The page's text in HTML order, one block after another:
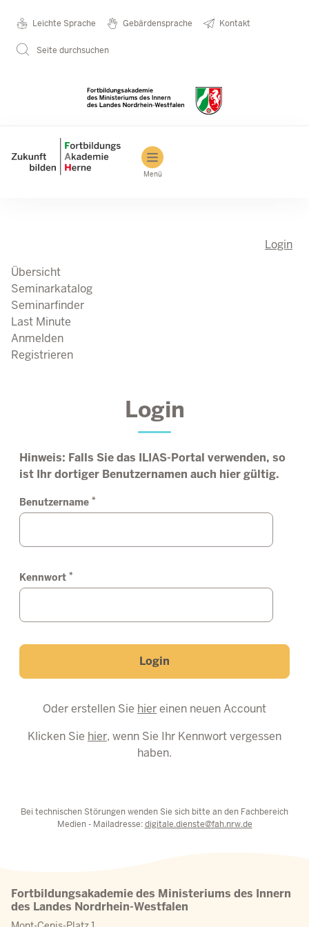
Metanavigation
Leichte Sprache Gebärdensprache Kontakt
Seite durchsuchen
Main navigation
Menü
Login
Übersicht
Seminarkatalog
Seminarfinder
Last Minute
Anmelden
Registrieren
Login
Hinweis: Falls Sie das ILIAS-Portal verwenden, so
ist Ihr dortiger Benutzernamen auch hier gültig.
Benutzername *
Kennwort *
Login
Oder erstellen Sie hiereinen neuen Account
Klicken Sie hier, wenn Sie Ihr Kennwort vergessen
haben.
Bei technischen Störungen wenden Sie sich bitte an den Fachbereich
Medien - Mailadresse:digitale.dienste@fah.nrw.de
Fortbildungsakademie des Ministeriums des Innern
des Landes Nordrhein-Westfalen